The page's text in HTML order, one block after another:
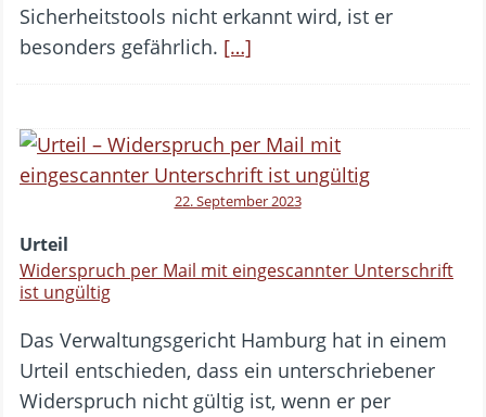
Sicherheitstools nicht erkannt wird, ist er
besonders gefährlich. […]
22. September 2023
Urteil
Widerspruch per Mail mit eingescannter Unterschrift
ist ungültig
Das Verwaltungsgericht Hamburg hat in einem
Urteil entschieden, dass ein unterschriebener
Widerspruch nicht gültig ist, wenn er per